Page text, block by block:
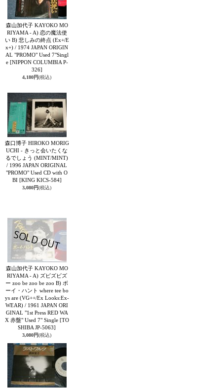
森山加代子 KAYOKO MO
RIYAMA - A) 恋の魔法使
い B) 悲しみの終点 (Ex+/E
x+) / 1974 JAPAN ORIGIN
AL "PROMO" Used 7"Singl
e [NIPPON COLUMBIA P-
326]
4,180円(税込)
森口博子 HIROKO MORIG
UCHI - きっと会いたくな
るでしょう (MINT/MINT)
/ 1996 JAPAN ORIGINAL
"PROMO" Used CD with O
BI [KING KICS-584]
3,080円(税込)
森山加代子 KAYOKO MO
RIYAMA - A) ズビズビズ
ー zoo be zoo be zoo B) ボ
ーイ・ハント where tee bo
ys are (VG++/Ex Looks:Ex-
WEAR) / 1961 JAPAN ORI
GINAL "1st Press RED WA
X 赤盤" Used 7" Single [TO
SHIBA JP-5063]
3,080円(税込)